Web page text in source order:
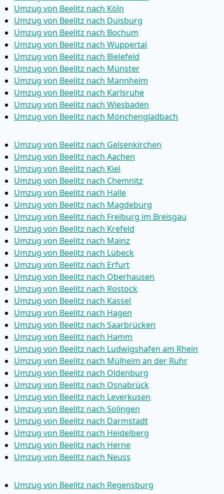
Umzug von Beelitz nach Köln
Umzug von Beelitz nach Duisburg
Umzug von Beelitz nach Bochum
Umzug von Beelitz nach Wuppertal
Umzug von Beelitz nach Bielefeld
Umzug von Beelitz nach Münster
Umzug von Beelitz nach Mannheim
Umzug von Beelitz nach Karlsruhe
Umzug von Beelitz nach Wiesbaden
Umzug von Beelitz nach Mönchen­gladbach
Umzug von Beelitz nach Gelsenkirchen
Umzug von Beelitz nach Aachen
Umzug von Beelitz nach Kiel
Umzug von Beelitz nach Chemnitz
Umzug von Beelitz nach Halle
Umzug von Beelitz nach Magdeburg
Umzug von Beelitz nach Freiburg im Breisgau
Umzug von Beelitz nach Krefeld
Umzug von Beelitz nach Mainz
Umzug von Beelitz nach Lübeck
Umzug von Beelitz nach Erfurt
Umzug von Beelitz nach Oberhausen
Umzug von Beelitz nach Rostock
Umzug von Beelitz nach Kassel
Umzug von Beelitz nach Hagen
Umzug von Beelitz nach Saarbrücken
Umzug von Beelitz nach Hamm
Umzug von Beelitz nach Ludwigshafen am Rhein
Umzug von Beelitz nach Mülheim an der Ruhr
Umzug von Beelitz nach Oldenburg
Umzug von Beelitz nach Osnabrück
Umzug von Beelitz nach Leverkusen
Umzug von Beelitz nach Solingen
Umzug von Beelitz nach Darmstadt
Umzug von Beelitz nach Heidelberg
Umzug von Beelitz nach Herne
Umzug von Beelitz nach Neuss
Umzug von Beelitz nach Regensburg